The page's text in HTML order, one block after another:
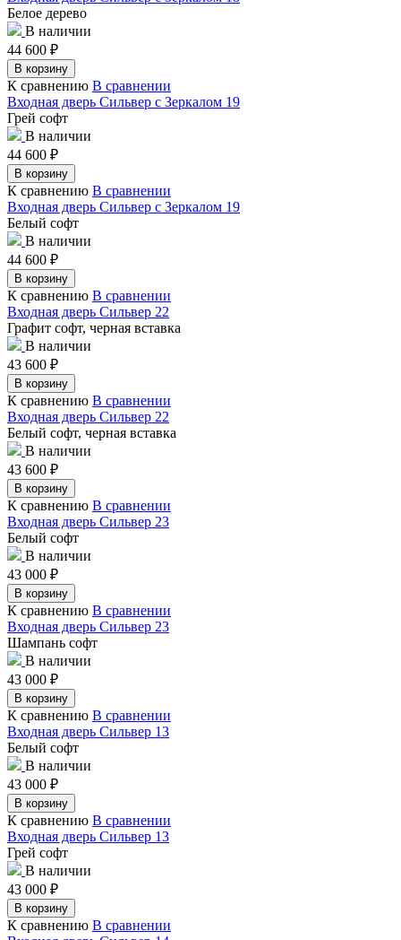
Белое дерево
В наличии
44 600 ₽
В корзину
К сравнению В сравнении
Входная дверь Сильвер с Зеркалом 19
Грей софт
В наличии
44 600 ₽
В корзину
К сравнению В сравнении
Входная дверь Сильвер с Зеркалом 19
Белый софт
В наличии
44 600 ₽
В корзину
К сравнению В сравнении
Входная дверь Сильвер 22
Графит софт, черная вставка
В наличии
43 600 ₽
В корзину
К сравнению В сравнении
Входная дверь Сильвер 22
Белый софт, черная вставка
В наличии
43 600 ₽
В корзину
К сравнению В сравнении
Входная дверь Сильвер 23
Белый софт
В наличии
43 000 ₽
В корзину
К сравнению В сравнении
Входная дверь Сильвер 23
Шампань софт
В наличии
43 000 ₽
В корзину
К сравнению В сравнении
Входная дверь Сильвер 13
Белый софт
В наличии
43 000 ₽
В корзину
К сравнению В сравнении
Входная дверь Сильвер 13
Грей софт
В наличии
43 000 ₽
В корзину
К сравнению В сравнении